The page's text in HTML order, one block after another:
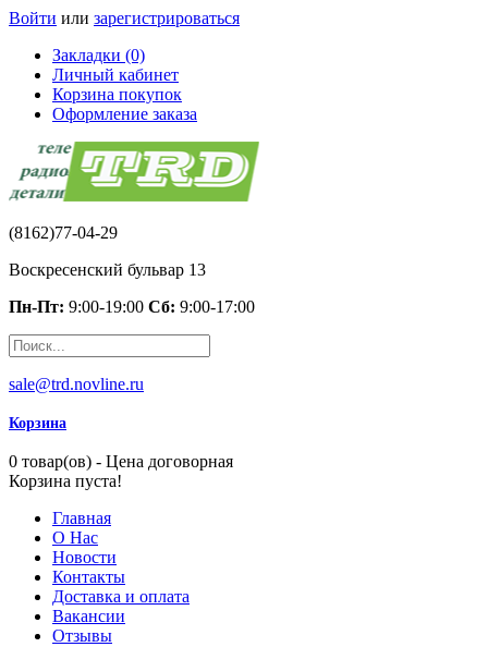
Войти или зарегистрироваться
Закладки (0)
Личный кабинет
Корзина покупок
Оформление заказа
(8162)77-04-29
Воскресенский бульвар 13
Пн-Пт: 9:00-19:00 Сб: 9:00-17:00
sale@trd.novline.ru
Корзина
0 товар(ов) - Цена договорная
Корзина пуста!
Главная
О Нас
Новости
Контакты
Доставка и оплата
Вакансии
Отзывы